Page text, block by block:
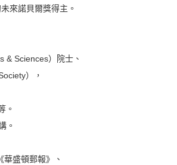
來諾貝爾獎得主。
& Sciences）院士、
），
。
。
盛頓郵報》、